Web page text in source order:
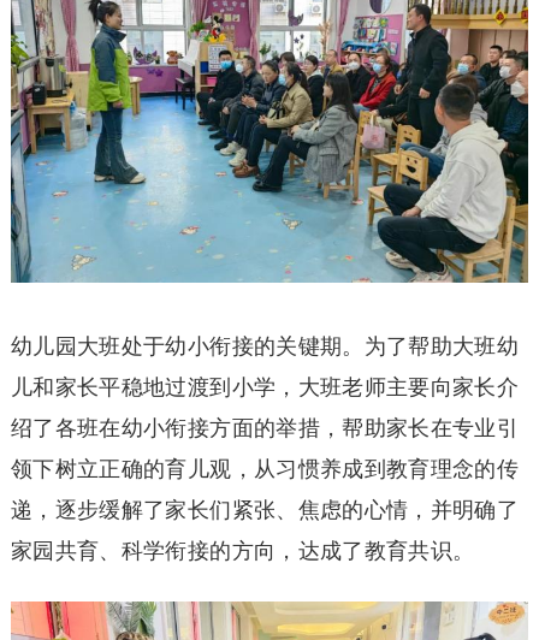
幼儿园大班处于幼小衔接的关键期。为了帮助大班幼
儿和家长平稳地过渡到小学，大班老师主要向家长介
绍了各班在幼小衔接方面的举措，帮助家长在专业引
领下树立正确的育儿观，从习惯养成到教育理念的传
递，逐步缓解了家长们紧张、焦虑的心情，并明确了
家园共育、科学衔接的方向，达成了教育共识。